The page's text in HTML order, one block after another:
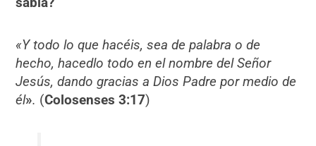
«Y todo lo que hacéis, sea de palabra o de
hecho, hacedlo todo en el nombre del Señor
Jesús, dando gracias a Dios Padre por medio de
él». (Colosenses 3:17)